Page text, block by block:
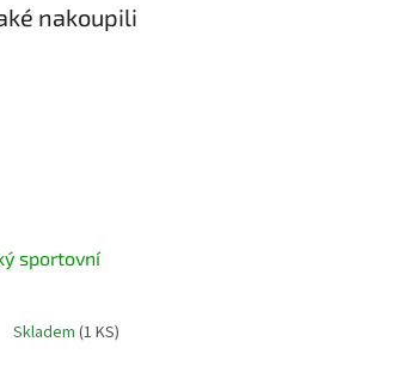
nakoupili
sportovní
Skladem (1 KS)